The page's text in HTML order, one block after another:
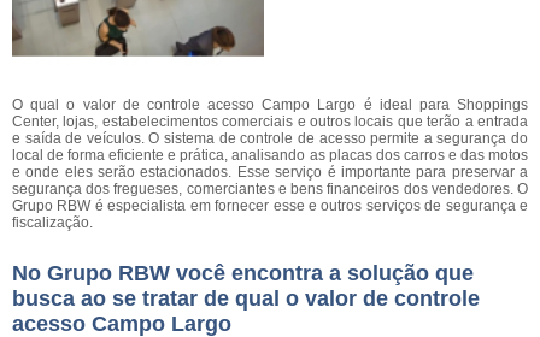
O qual o valor de controle acesso Campo Largo é ideal para Shoppings
Center, lojas, estabelecimentos comerciais e outros locais que terão a entrada
e saída de veículos. O sistema de controle de acesso permite a segurança do
local de forma eficiente e prática, analisando as placas dos carros e das motos
e onde eles serão estacionados. Esse serviço é importante para preservar a
segurança dos fregueses, comerciantes e bens financeiros dos vendedores. O
Grupo RBW é especialista em fornecer esse e outros serviços de segurança e
fiscalização.
No Grupo RBW você encontra a solução que
busca ao se tratar de qual o valor de controle
acesso Campo Largo